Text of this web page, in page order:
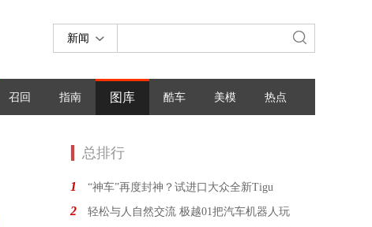
新闻
召回 指南 图库 酷车 美模 热点
总排行
1 “神车”再度封神？试进口大众全新Tigu
2 轻松与人自然交流 极越01把汽车机器人玩